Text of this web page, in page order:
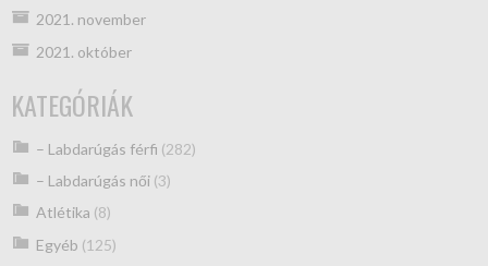
2021. november
2021. október
KATEGÓRIÁK
– Labdarúgás férfi (282)
– Labdarúgás női(3)
Atlétika (8)
Egyéb (125)